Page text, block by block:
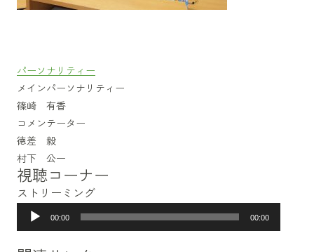
パーソナリティー
メインパーソナリティー
篠崎 有香
コメンテーター
徳差 毅
村下 公一
視聴コーナー
ストリーミング
声
プ
00:00 00:00